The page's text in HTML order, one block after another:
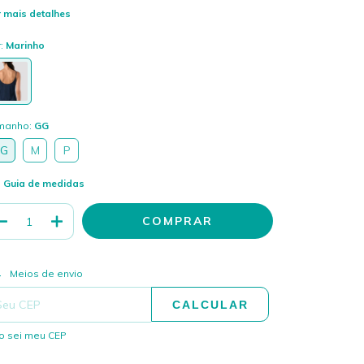
mais detalhes
Marinho
GG
M P
Guia de medidas
para o CEP:
Meios de envio
CALCULAR
sei meu CEP